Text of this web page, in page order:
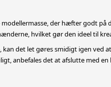
der hæfter godt på
hvilket gør den ideel til
det let gøres smidigt igen ved
anbefales det at afslutte med en